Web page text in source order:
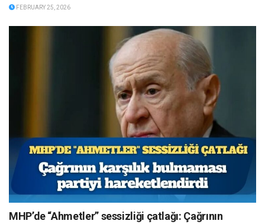
FEBRUARY 25, 2026
MHP’de “Ahmetler” sessizliği çatlağı: Çağrının